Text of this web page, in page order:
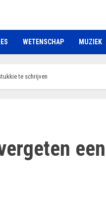
WETENSCHAP MUZIEK
te schrijven